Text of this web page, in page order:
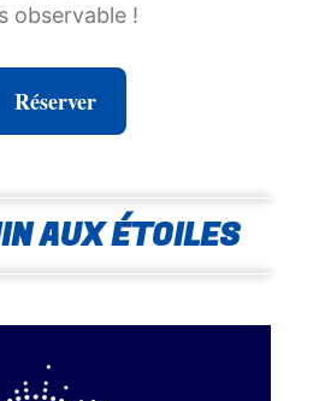
observable !
Réserver
AUX ÉTOILES